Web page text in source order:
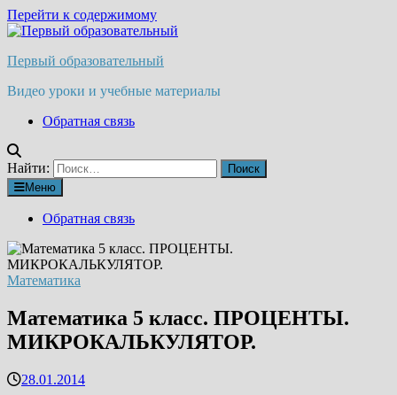
Перейти к содержимому
Первый образовательный
Видео уроки и учебные материалы
Обратная связь
Найти:
Меню
Обратная связь
Математика
Математика 5 класс. ПРОЦЕНТЫ.
МИКРОКАЛЬКУЛЯТОР.
28.01.2014